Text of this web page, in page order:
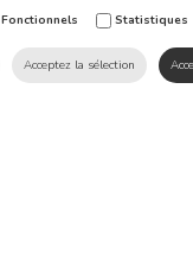
expérience sur notre site.
Fonctionnels
Statistiques
Acceptez la sélection